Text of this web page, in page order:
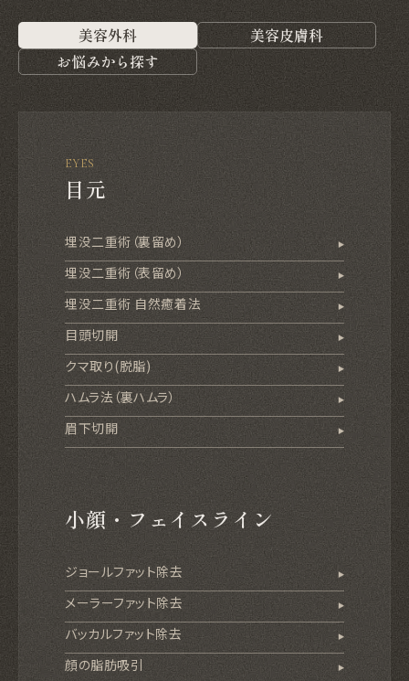
美容外科
美容皮膚科
お悩みから探す
EYES
目元
埋没二重術（裏留め）
埋没二重術（表留め）
埋没二重術 自然癒着法
目頭切開
クマ取り(脱脂)
ハムラ法（裏ハムラ）
眉下切開
小顔・フェイスライン
ジョールファット除去
メーラーファット除去
バッカルファット除去
顔の脂肪吸引